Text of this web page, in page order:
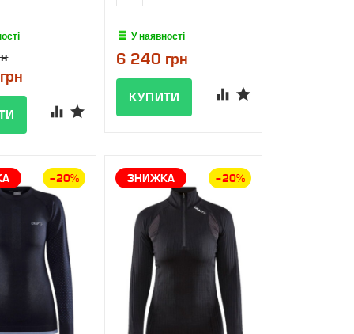
У наявності
6 240 грн
–20% ЗНИЖКА –20%